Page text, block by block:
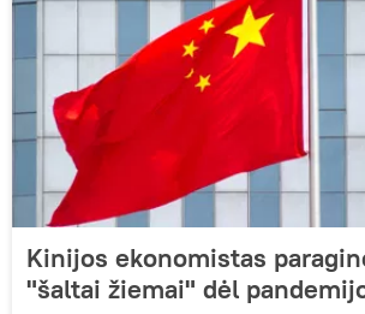
Kinijos ekonomistas
"šaltai žiemai" dėl